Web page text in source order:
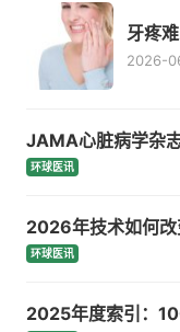
牙疼
2026-
JAMA心脏病学杂
环球医讯
2026年技术如何
环球医讯
2025年度索引：